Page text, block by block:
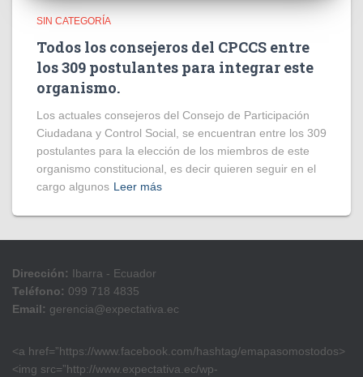
SIN CATEGORÍA
Todos los consejeros del CPCCS entre
los 309 postulantes para integrar este
organismo.
Los actuales consejeros del Consejo de Participación
Ciudadana y Control Social, se encuentran entre los 309
postulantes para la elección de los miembros de este
organismo constitucional, es decir quieren seguir en el
cargo algunos Leer más
Dirección: Ibarra - Ecuador
Teléfono: 099 718 4835
Email: gerencia@expectativa.ec
<a href=”https://www.facebook.com/hashtag/emapasomostodos>
<img src=”http://www.expectativa.ec/wp-